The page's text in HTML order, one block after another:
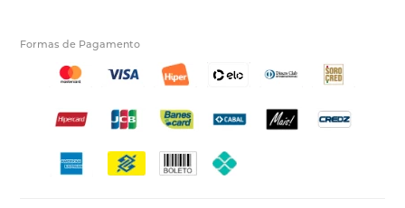
Formas de Pagamento